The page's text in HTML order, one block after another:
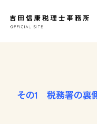
その1 税務署の裏